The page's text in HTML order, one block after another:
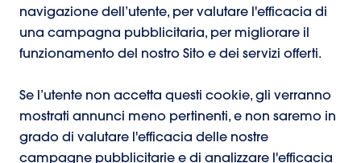
navigazione dell’utente, per valutare l'efficacia di
una campagna pubblicitaria, per migliorare il
funzionamento del nostro Sito e dei servizi offerti.
Se l’utente non accetta questi cookie, gli verranno
mostrati annunci meno pertinenti, e non saremo in
grado di valutare l'efficacia delle nostre
campagne pubblicitarie e di analizzare l'efficacia